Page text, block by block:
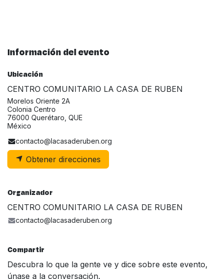
Información del evento
Ubicación
CENTRO COMUNITARIO LA CASA DE RUBEN
Morelos Oriente 2A
Colonia Centro
76000 Querétaro, QUE
México
contacto@lacasaderuben.org
Obtener direcciones
Organizador
CENTRO COMUNITARIO LA CASA DE RUBEN
contacto@lacasaderuben.org
Compartir
Descubra lo que la gente ve y dice sobre este evento,
únase a la conversación.